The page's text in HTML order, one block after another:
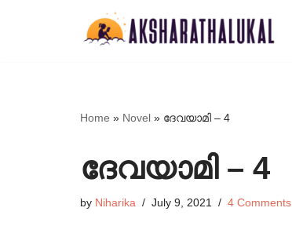
Home » Novel » ദേവയാമി – 4
ദേവയാമി – 4
by Niharika July 9, 2021 4 Comments